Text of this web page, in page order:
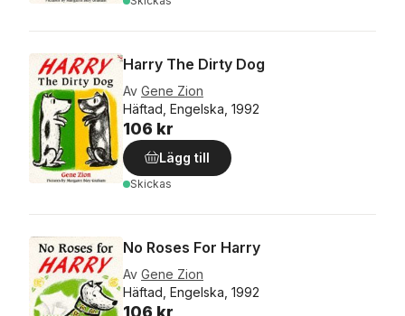
Harry The Dirty Dog
Av Gene Zion
Häftad, Engelska, 1992
106 kr
Lägg till
Skickas
No Roses For Harry
Av Gene Zion
Häftad, Engelska, 1992
106 kr